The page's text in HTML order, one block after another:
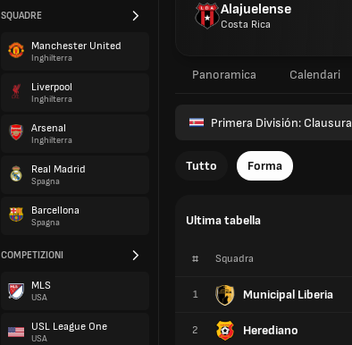
SQUADRE
Manchester United
Inghilterra
Liverpool
Inghilterra
Arsenal
Inghilterra
Real Madrid
Spagna
Barcellona
Spagna
COMPETIZIONI
MLS
USA
USL League One
USA
Alajuelense
Costa Rica
Panoramica Calendari
Primera División: Clausura
Tutto Forma
Ultima tabella
# Squadra
1 Municipal Liberia
2 Herediano